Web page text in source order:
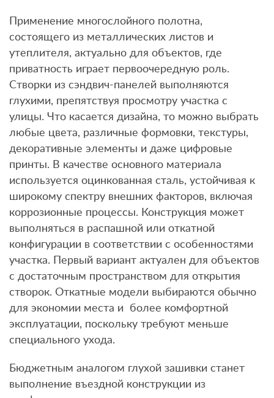
Применение многослойного полотна,
состоящего из металлических листов и
утеплителя, актуально для объектов, где
приватность играет первоочередную роль.
Створки из сэндвич-панелей выполняются
глухими, препятствуя просмотру участка с
улицы. Что касается дизайна, то можно выбрать
любые цвета, различные формовки, текстуры,
декоративные элементы и даже цифровые
принты. В качестве основного материала
используется оцинкованная сталь, устойчивая к
широкому спектру внешних факторов, включая
коррозионные процессы. Конструкция может
выполняться в распашной или откатной
конфигурации в соответствии с особенностями
участка. Первый вариант актуален для объектов
с достаточным пространством для открытия
створок. Откатные модели выбираются обычно
для экономии места и более комфортной
эксплуатации, поскольку требуют меньше
специального ухода.
Бюджетным аналогом глухой зашивки станет
выполнение въездной конструкции из